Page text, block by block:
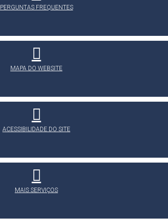
PERGUNTAS FREQUENTES
MAPA DO WEBSITE
ACESSIBILIDADE DO SITE
MAIS SERVIÇOS